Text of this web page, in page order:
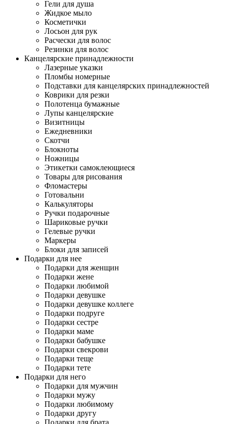
Гели для душа
Жидкое мыло
Косметички
Лосьон для рук
Расчески для волос
Резинки для волос
Канцелярские принадлежности
Лазерные указки
Пломбы номерные
Подставки для канцелярских принадлежностей
Коврики для резки
Полотенца бумажные
Лупы канцелярские
Визитницы
Ежедневники
Скотчи
Блокноты
Ножницы
Этикетки самоклеющиеся
Товары для рисования
Фломастеры
Готовальни
Калькуляторы
Ручки подарочные
Шариковые ручки
Гелевые ручки
Маркеры
Блоки для записей
Подарки для нее
Подарки для женщин
Подарки жене
Подарки любимой
Подарки девушке
Подарки девушке коллеге
Подарки подруге
Подарки сестре
Подарки маме
Подарки бабушке
Подарки свекрови
Подарки теще
Подарки тете
Подарки для него
Подарки для мужчин
Подарки мужу
Подарки любимому
Подарки другу
Подарки для брата